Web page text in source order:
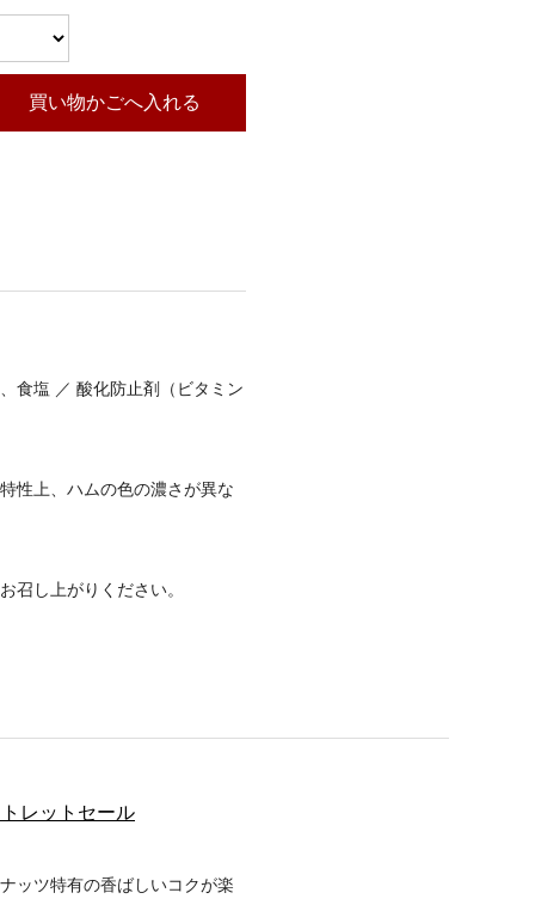
買い物かごへ入れる
食塩 ／ 酸化防止剤（ビタミン
性上、ハムの色の濃さが異な
召し上がりください。
レットセール
ッツ特有の香ばしいコクが楽